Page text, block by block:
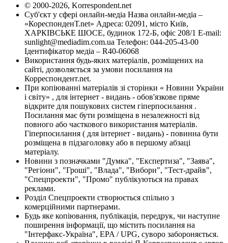
© 2000-2026, Korrespondent.net
Суб'єкт у сфері онлайн-медіа Назва онлайн-медіа –
«КореспонденТ.net» Адреса: 02091, місто Київ,
ХАРКІВСЬКЕ ШОСЕ, будинок 172-Б, офіс 208/1 E-mail:
sunlight@mediadim.com.ua Телефон: 044-205-43-00
Ідентифікатор медіа – R40-06068
Використання будь-яких матеріалів, розміщених на
сайті, дозволяється за умови посилання на
Корреспондент.net.
При копіюванні матеріалів зі сторінки « Новини України
і світу» , для інтернет - видань - обов'язкове пряме
відкрите для пошукових систем гіперпосилання .
Посилання має бути розміщена в незалежності від
повного або часткового використання матеріалів.
Гіперпосилання ( для інтернет - видань) - повинна бути
розміщена в підзаголовку або в першому абзаці
матеріалу.
Новини з позначками "Думка", "Експертиза", "Заява",
"Регіони", "Гроші", "Влада", "Вибори", "Тест-драйв",
"Спецпроекти", "Промо" публікуються на правах
реклами.
Розділ Спецпроекти створюється спільно з
комерційними партнерами.
Будь яке копіювання, публікація, передрук, чи наступне
поширення інформації, що містить посилання на
"Інтерфакс-Україна", EPA / UPG, суворо забороняється.